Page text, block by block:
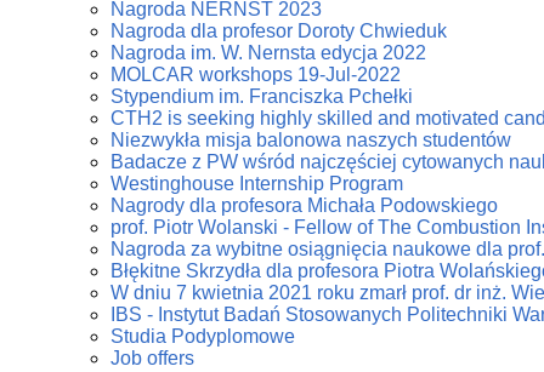
Nagroda NERNST 2023
Nagroda dla profesor Doroty Chwieduk
Nagroda im. W. Nernsta edycja 2022
MOLCAR workshops 19-Jul-2022
Stypendium im. Franciszka Pchełki
CTH2 is seeking highly skilled and motivated
Niezwykła misja balonowa naszych studentów
Badacze z PW wśród najczęściej cytowanych
Westinghouse Internship Program
Nagrody dla profesora Michała Podowskiego
prof. Piotr Wolanski - Fellow of The Combustion
Nagroda za wybitne osiągnięcia naukowe dla
Błękitne Skrzydła dla profesora Piotra
W dniu 7 kwietnia 2021 roku zmarł prof. dr inż.
IBS - Instytut Badań Stosowanych Politechniki
Studia Podyplomowe
Job offers